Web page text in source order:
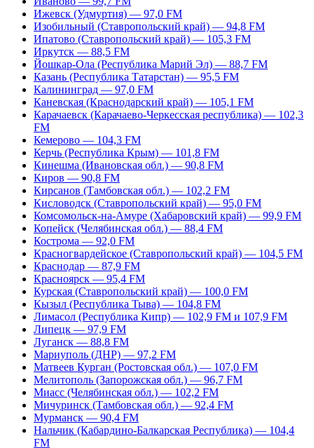
Ижевск (Удмуртия) — 97,0 FM
Изобильный (Ставропольский край) — 94,8 FM
Ипатово (Ставропольский край) — 105,3 FM
Иркутск — 88,5 FM
Йошкар-Ола (Республика Марий Эл) — 88,7 FM
Казань (Республика Татарстан) — 95,5 FM
Калининград — 97,0 FM
Каневская (Краснодарский край) — 105,1 FM
Карачаевск (Карачаево-Черкесская республика) — 102,3
FM
Кемерово — 104,3 FM
Керчь (Республика Крым) — 101,8 FM
Кинешма (Ивановская обл.) — 90,8 FM
Киров — 90,8 FM
Кирсанов (Тамбовская обл.) — 102,2 FM
Кисловодск (Ставропольский край) — 95,0 FM
Комсомольск-на-Амуре (Хабаровский край) — 99,9 FM
Копейск (Челябинская обл.) — 88,4 FM
Кострома — 92,0 FM
Красногвардейское (Ставропольский край) — 104,5 FM
Краснодар — 87,9 FM
Красноярск — 95,4 FM
Курская (Ставропольский край) — 100,0 FM
Кызыл (Республика Тыва) — 104,8 FM
Лимасол (Республика Кипр) — 102,9 FM и 107,9 FM
Липецк — 97,9 FM
Луганск — 88,8 FM
Мариуполь (ДНР) — 97,2 FM
Матвеев Курган (Ростовская обл.) — 107,0 FM
Мелитополь (Запорожская обл.) — 96,7 FM
Миасс (Челябинская обл.) — 102,2 FM
Мичуринск (Тамбовская обл.) — 92,4 FM
Мурманск — 90,4 FM
Нальчик (Кабардино-Балкарская Республика) — 104,4
FM